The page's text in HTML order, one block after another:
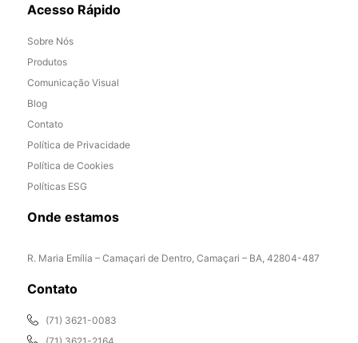
Acesso Rápido
Sobre Nós
Produtos
Comunicação Visual
Blog
Contato
Política de Privacidade
Política de Cookies
Políticas ESG
Onde estamos
R. Maria Emília – Camaçari de Dentro, Camaçari – BA, 42804-487
Contato
(71) 3621-0083
(71) 3621-2164